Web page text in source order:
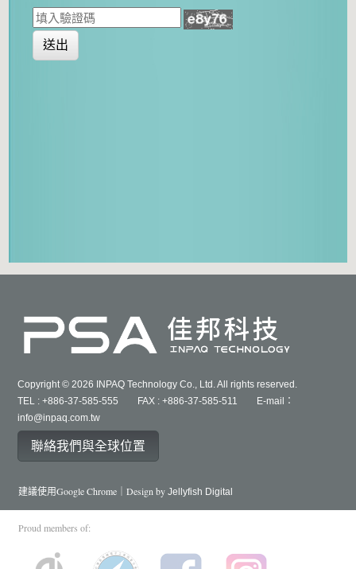
送出
Copyright © 2026 INPAQ Technology Co., Ltd. All rights reserved.
TEL : +886-37-585-555 FAX : +886-37-585-511 E-mail：
info@inpaq.com.tw
聯絡我們與全球位置
建議使用Google Chrome｜Design byJellyfish Digital
Proud members of: